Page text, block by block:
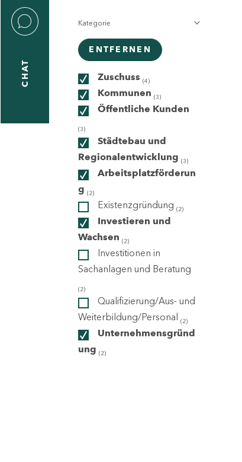
CHAT
Kategorie
ENTFERNEN
Zuschuss (4)
Kommunen (3)
Öffentliche Kunden
(3)
Städtebau und
Regionalentwicklung (3)
Arbeitsplatzförderun
g (2)
Existenzgründung (2)
Investieren und
Wachsen (2)
Investitionen in
Sachanlagen und Beratung
(2)
Qualifizierung/Aus- und
Weiterbildung/Personal (2)
Unternehmensgründ
ung (2)